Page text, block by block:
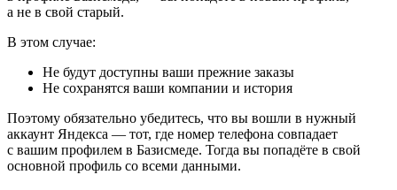
а не в свой старый.
В этом случае:
Не будут доступны ваши прежние заказы
Не сохранятся ваши компании и история
Поэтому обязательно убедитесь, что вы вошли в нужный
аккаунт Яндекса — тот, где номер телефона совпадает
с вашим профилем в Базисмеде. Тогда вы попадёте в свой
основной профиль со всеми данными.